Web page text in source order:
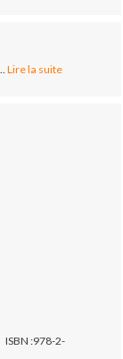
Lire la suite
ISBN :978-2-